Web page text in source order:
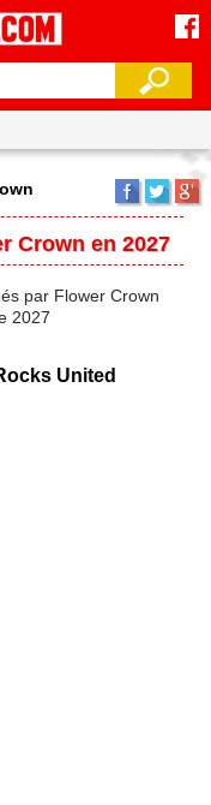
Crown en 2027
par Flower Crown
2027
United